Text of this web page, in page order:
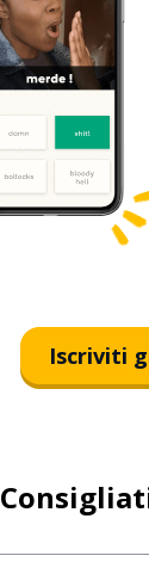
Iscriviti